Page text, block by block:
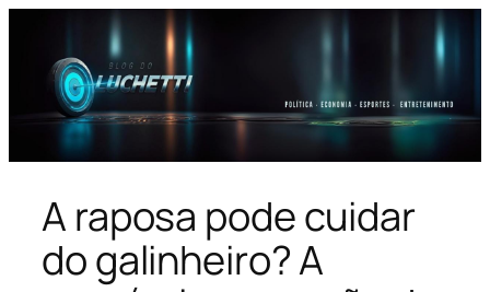
conteúdo
A raposa pode cuidar
do galinheiro? A